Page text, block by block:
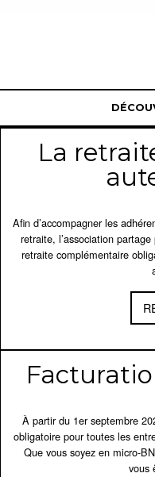
La
Afin d’accompagner les
retraite, l’association
retraite complémentaire
À partir du 1er septembre
obligatoire pour toutes les
Que vous soyez en micro-
vous